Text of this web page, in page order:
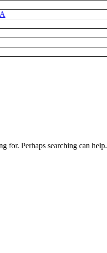
for. Perhaps searching can help.